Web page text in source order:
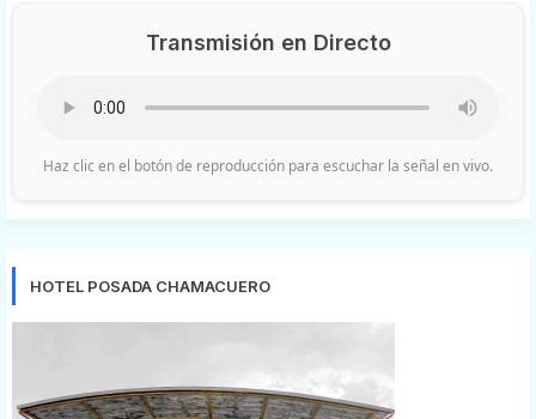
Transmisión en Directo
Haz clic en el botón de reproducción para escuchar la señal en vivo.
HOTEL POSADA CHAMACUERO